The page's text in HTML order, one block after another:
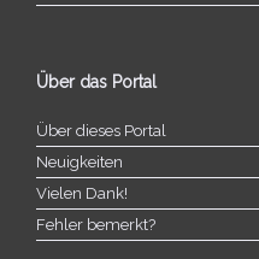
Über das Portal
Über dieses Portal
Neuigkeiten
Vielen Dank!
Fehler bemerkt?